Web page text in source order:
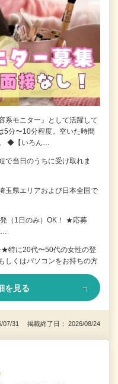
系モニター』として活躍して
5分〜10分程度。空いた時間
◆【いろん…
当日のうちに受け取れま
県エリアおよび日本全国で
（1日のみ）OK！ ★応募
…
特に20代〜50代の女性の登
くはパソコンをお持ちの方
を見る
07/31 掲載終了日： 2026/08/24